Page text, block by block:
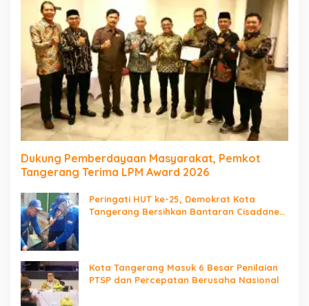
Dukung Pemberdayaan Masyarakat, Pemkot
Tangerang Terima LPM Award 2026
Peringati HUT ke-25, Demokrat Kota
Tangerang Bersihkan Bantaran Cisadane
Kota Tangerang Masuk 6 Besar Penilaian
PTSP dan Percepatan Berusaha Nasional